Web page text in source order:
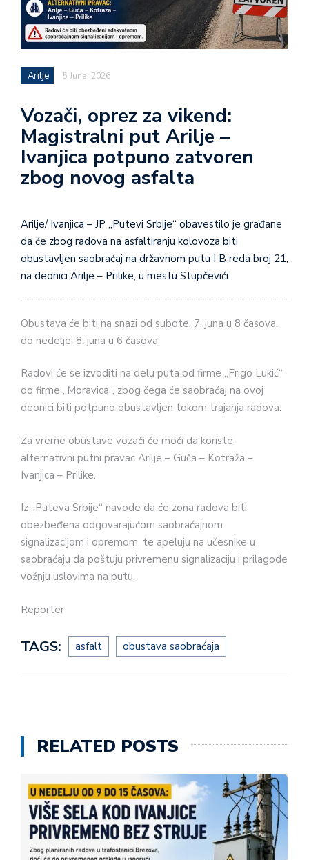
Arilje 5 Juna, 2026
Vozači, oprez za vikend:
Magistralni put Arilje –
Ivanjica potpuno zatvoren
zbog novog asfalta
Arilje/ Ivanjica – JP „Putevi Srbije“ obavestilo je građane
da će zbog radova na asfaltiranju kolovoza biti
obustavljen saobraćaj na državnom putu I B reda broj 21,
na deonici Arilje – Prilike, u mestu Stupčevići.
Obustava će biti na snazi od subote, 7. juna u 8 časova,
do nedelje, 8. juna u 6 časova.
Radovi će se izvoditi na delu puta od firme „Frigo Lukić“
do firme „Moravica“, zbog čega će saobraćaj na ovoj
deonici biti potpuno obustavljen tokom trajanja radova.
Za vreme obustave vozači će moći da koriste
alternativni putni pravac Arilje – Guča – Kotraža –
Ivanjica – Prilike.
Iz „Puteva Srbije“ navode da će zona radova biti
obezbeđena odgovarajućom saobraćajnom
signalizacijom i opremom, te apeluju na učesnike u
saobraćaju da poštuju privremenu signalizaciju i prilagode
vožnju uslovima na putu.
Reporter
TAGS: asfalt obustava saobraćaja
RELATED POSTS